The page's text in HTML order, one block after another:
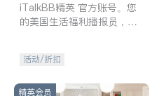
iTalkBB精英 官方账号。您
的美国生活福利播报员，精
专属福利。
活动/折扣
精英会员